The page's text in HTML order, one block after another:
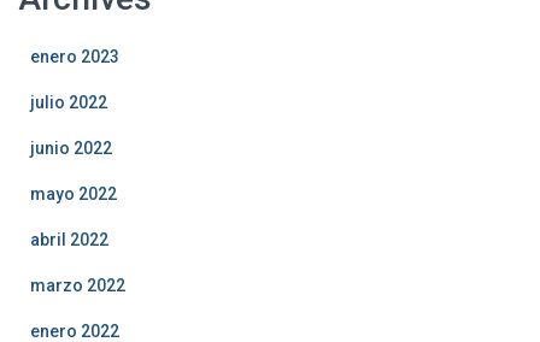
enero 2023
julio 2022
junio 2022
mayo 2022
abril 2022
marzo 2022
enero 2022